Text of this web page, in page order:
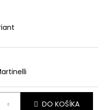
DO KOŠÍKA